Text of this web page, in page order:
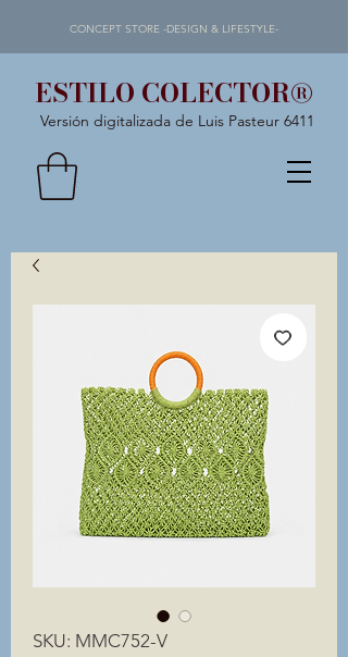
ESTILO COLECTOR®
Versión digitalizada de Luis Pasteur 6411
CONCEPT STORE -DESIGN & LIFESTYLE-
SKU: MMC752-V